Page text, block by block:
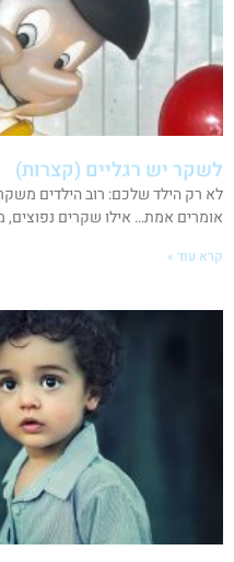
לשקר יש רגליים (קצרות)
לא רק הילד שלכם: רוב הילדים
אומרים אמת… אילו שקרים נפוצים,
קרא עוד »